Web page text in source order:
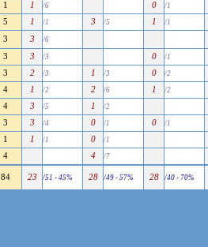
1 1 /6 0 /1
5 1 /1 3 /5 1 /1
3 3 /6
3 3 /3 0 /1
3 2 /3 1 /3 0 /2
4 1 /2 2 /6 1 /2
4 3 /5 1 /2
3 3 /4 0 /1 0 /1
1 1 /1 0 /1
4 4 /7
84 23 /51 - 45% 28 /49 - 57% 28 /40 - 70%